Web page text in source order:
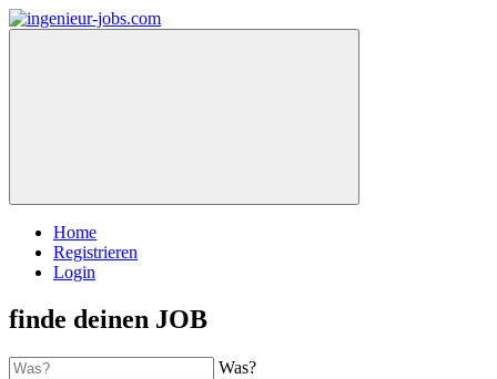
Home
Registrieren
Login
finde deinen JOB
Was?